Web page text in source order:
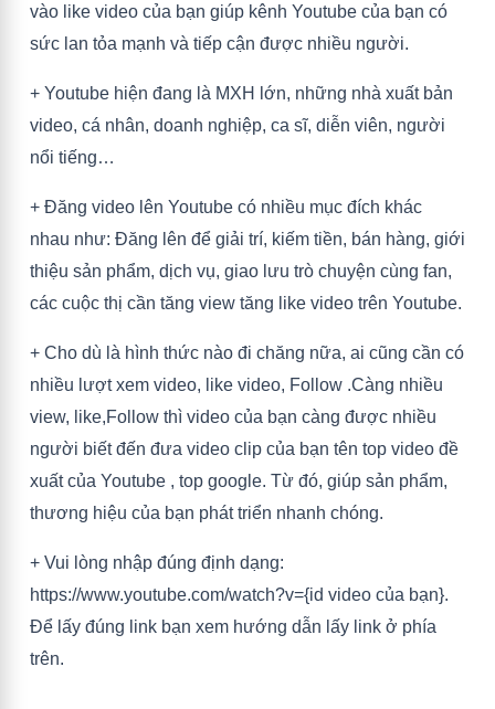
vào like video của bạn giúp kênh Youtube của bạn có
sức lan tỏa mạnh và tiếp cận được nhiều người.
+ Youtube hiện đang là MXH lớn, những nhà xuất bản
video, cá nhân, doanh nghiệp, ca sĩ, diễn viên, người
nổi tiếng…
+ Đăng video lên Youtube có nhiều mục đích khác
nhau như: Đăng lên để giải trí, kiếm tiền, bán hàng, giới
thiệu sản phẩm, dịch vụ, giao lưu trò chuyện cùng fan,
các cuộc thị cần tăng view tăng like video trên Youtube.
+ Cho dù là hình thức nào đi chăng nữa, ai cũng cần có
nhiều lượt xem video, like video, Follow .Càng nhiều
view, like,Follow thì video của bạn càng được nhiều
người biết đến đưa video clip của bạn tên top video đề
xuất của Youtube , top google. Từ đó, giúp sản phẩm,
thương hiệu của bạn phát triển nhanh chóng.
+ Vui lòng nhập đúng định dạng:
https://www.youtube.com/watch?v={id video của bạn}.
Để lấy đúng link bạn xem hướng dẫn lấy link ở phía
trên.